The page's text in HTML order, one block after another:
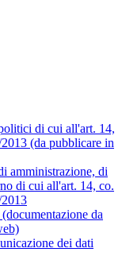
di cui all'art. 14,
(da pubblicare in
amministrazione, di
di cui all'art. 14, co.
da
dei dati